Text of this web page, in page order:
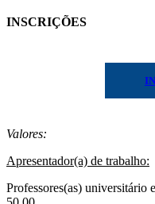
INSCRIÇÕES
Valores:
Apresentador(a) de trabalho:
Professores(as) universitário